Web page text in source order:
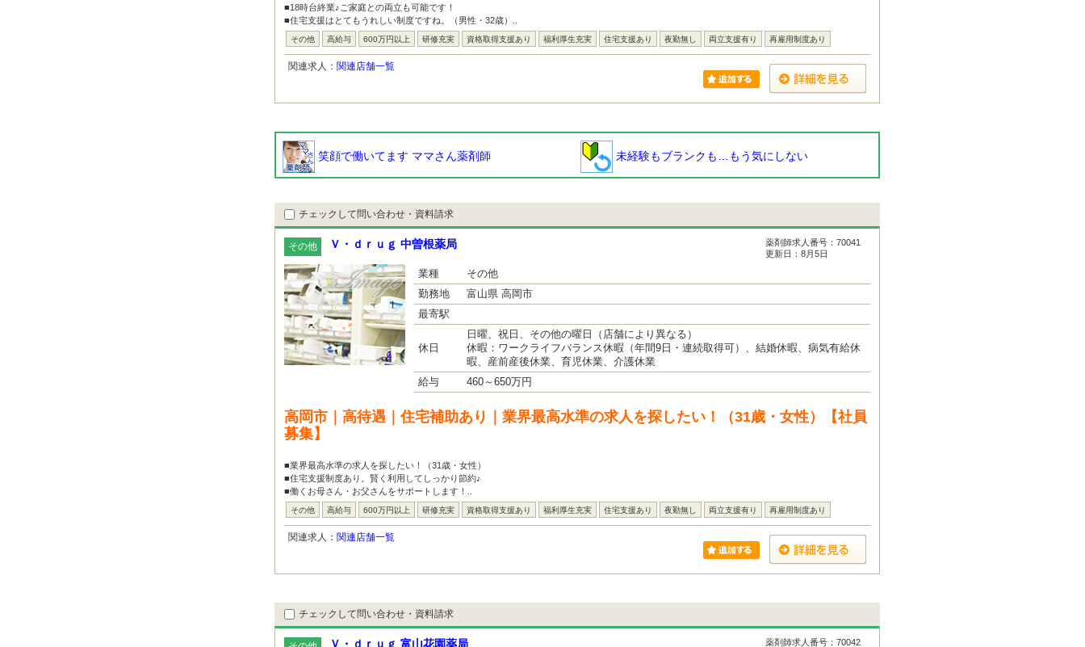
■18時台終業♪ご家庭との両立も可能です！
■住宅支援はとてもうれしい制度ですね。（男性・32歳）..
その他 高給与 600万円以上 研修充実 資格取得支援あり 福利厚生充実 住宅支援あり 夜勤無し 両立支援有り 再雇用制度あり
関連求人： 関連店舗一覧
笑顔で働いてます ママさん薬剤師 未経験もブランクも…もう気にしない
チェックして問い合わせ・資料請求
その他 Ｖ・ｄｒｕｇ 中曽根薬局
薬剤師求人番号：70041
更新日：8月5日
業種
その他
勤務地
富山県 高岡市
最寄駅
休日
日曜、祝日、その他の曜日（店舗により異なる）
休暇：ワークライフバランス休暇（年間9日・連続取得可）、結婚休暇、病気有給休
暇、産前産後休業、育児休業、介護休業
給与
460～650万円
高岡市｜高待遇｜住宅補助あり｜業界最高水準の求人を探したい！（31歳・女性）【社員
募集】
■業界最高水準の求人を探したい！（31歳・女性）
■住宅支援制度あり。賢く利用してしっかり節約♪
■働くお母さん・お父さんをサポートします！..
その他 高給与 600万円以上 研修充実 資格取得支援あり 福利厚生充実 住宅支援あり 夜勤無し 両立支援有り 再雇用制度あり
関連求人： 関連店舗一覧
チェックして問い合わせ・資料請求
Ｖ・ｄｒｕｇ 富山花園薬局 薬剤師求人番号：70042